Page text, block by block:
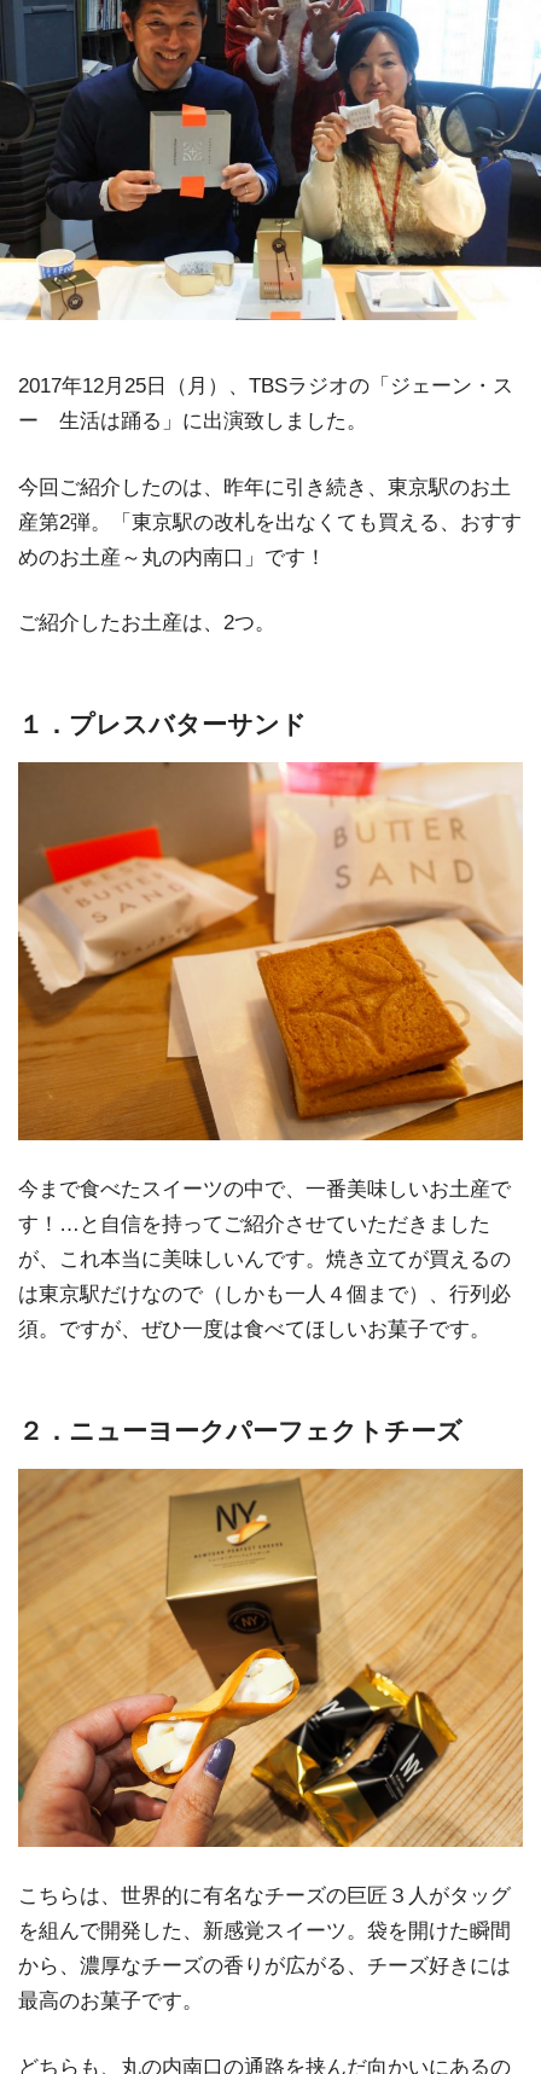
2017年12月25日（月）、TBSラジオの「ジェーン・ス
ー 生活は踊る」に出演致しました。
今回ご紹介したのは、昨年に引き続き、東京駅のお土
産第2弾。「東京駅の改札を出なくても買える、おすす
めのお土産～丸の内南口」です！
ご紹介したお土産は、2つ。
１．プレスバターサンド
今まで食べたスイーツの中で、一番美味しいお土産で
す！…と自信を持ってご紹介させていただきました
が、これ本当に美味しいんです。焼き立てが買えるの
は東京駅だけなので（しかも一人４個まで）、行列必
須。ですが、ぜひ一度は食べてほしいお菓子です。
２．ニューヨークパーフェクトチーズ
こちらは、世界的に有名なチーズの巨匠３人がタッグ
を組んで開発した、新感覚スイーツ。袋を開けた瞬間
から、濃厚なチーズの香りが広がる、チーズ好きには
最高のお菓子です。
どちらも、丸の内南口の通路を挟んだ向かいにあるの